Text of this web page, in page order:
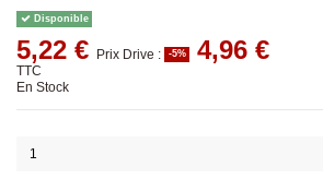
Disponible
5,22 € Prix Drive : -5% 4,96 €
TTC
En Stock